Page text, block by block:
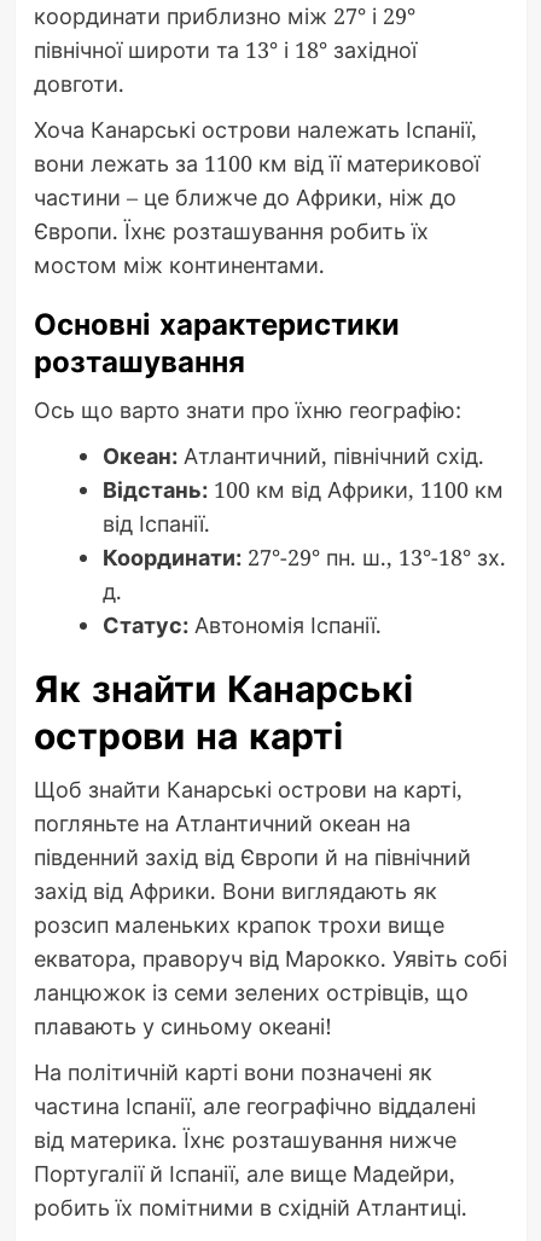
координати приблизно між 27° і 29°
північної широти та 13° і 18° західної
довготи.
Хоча Канарські острови належать Іспанії,
вони лежать за 1100 км від її материкової
частини – це ближче до Африки, ніж до
Європи. Їхнє розташування робить їх
мостом між континентами.
Основні характеристики
розташування
Ось що варто знати про їхню географію:
Океан:Атлантичний, північний схід.
Відстань:100 км від Африки, 1100 км
від Іспанії.
Координати:27°-29° пн. ш., 13°-18° зх.
д.
Статус:Автономія Іспанії.
Як знайти Канарські
острови на карті
Щоб знайти Канарські острови на карті,
погляньте на Атлантичний океан на
південний захід від Європи й на північний
захід від Африки. Вони виглядають як
розсип маленьких крапок трохи вище
екватора, праворуч від Марокко. Уявіть собі
ланцюжок із семи зелених острівців, що
плавають у синьому океані!
На політичній карті вони позначені як
частина Іспанії, але географічно віддалені
від материка. Їхнє розташування нижче
Португалії й Іспанії, але вище Мадейри,
робить їх помітними в східній Атлантиці.